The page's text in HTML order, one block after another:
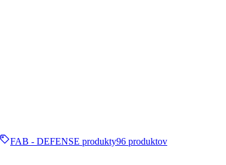
FAB - DEFENSE produkty96 produktov